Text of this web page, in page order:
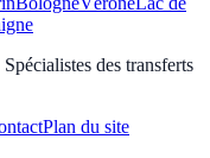
des transferts
Plan du site